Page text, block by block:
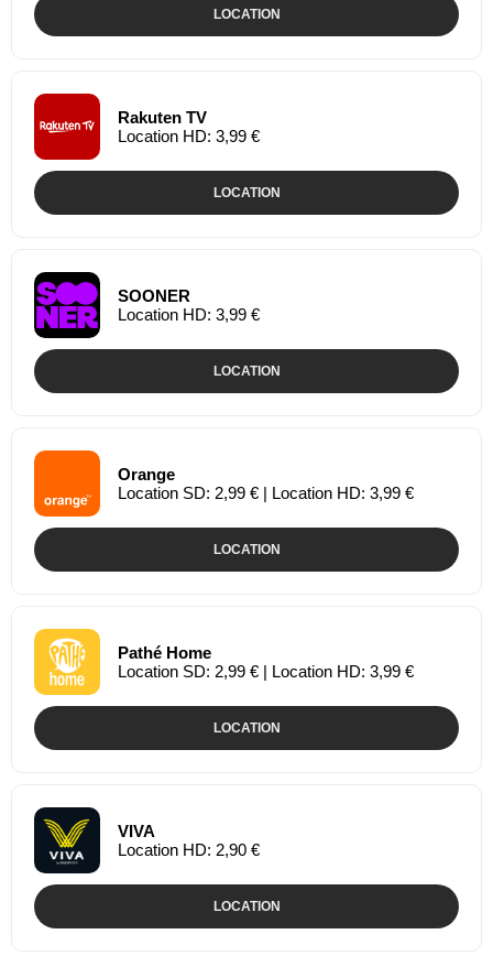
LOCATION
Rakuten TV
Location HD: 3,99 €
LOCATION
SOONER
Location HD: 3,99 €
LOCATION
Orange
Location SD: 2,99 € | Location HD: 3,99 €
LOCATION
Pathé Home
Location SD: 2,99 € | Location HD: 3,99 €
LOCATION
VIVA
Location HD: 2,90 €
LOCATION